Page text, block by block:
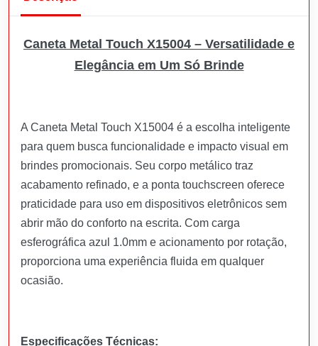
Caneta Metal Touch X15004 – Versatilidade e
Elegância em Um Só Brinde
A Caneta Metal Touch X15004 é a escolha inteligente
para quem busca funcionalidade e impacto visual em
brindes promocionais. Seu corpo metálico traz
acabamento refinado, e a ponta touchscreen oferece
praticidade para uso em dispositivos eletrônicos sem
abrir mão do conforto na escrita. Com carga
esferográfica azul 1.0mm e acionamento por rotação,
proporciona uma experiência fluida em qualquer
ocasião.
Especificações Técnicas: